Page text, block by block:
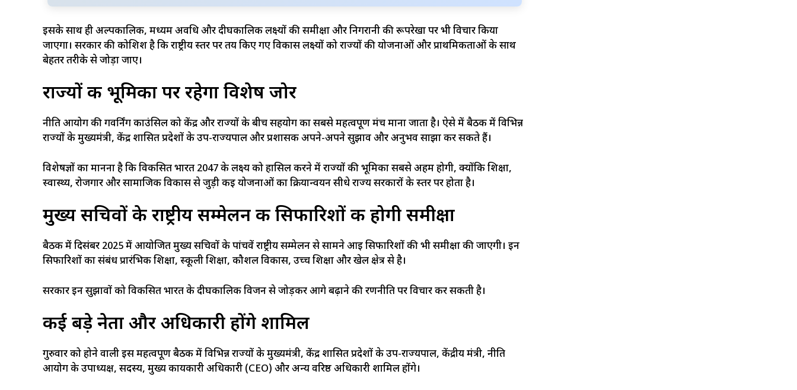
इसके साथ ही अल्पकालिक, मध्यम अवधि और दीर्घकालिक लक्ष्यों की समीक्षा और निगरानी की रूपरेखा पर भी विचार किया
जाएगा। सरकार की कोशिश है कि राष्ट्रीय स्तर पर तय किए गए विकास लक्ष्यों को राज्यों की योजनाओं और प्राथमिकताओं के साथ
बेहतर तरीके से जोड़ा जाए।
राज्यों की भूमिका पर रहेगा विशेष जोर
नीति आयोग की गवर्निंग काउंसिल को केंद्र और राज्यों के बीच सहयोग का सबसे महत्वपूर्ण मंच माना जाता है। ऐसे में बैठक में विभिन्न
राज्यों के मुख्यमंत्री, केंद्र शासित प्रदेशों के उप-राज्यपाल और प्रशासक अपने-अपने सुझाव और अनुभव साझा कर सकते हैं।
विशेषज्ञों का मानना है कि विकसित भारत 2047 के लक्ष्य को हासिल करने में राज्यों की भूमिका सबसे अहम होगी, क्योंकि शिक्षा,
स्वास्थ्य, रोजगार और सामाजिक विकास से जुड़ी कई योजनाओं का क्रियान्वयन सीधे राज्य सरकारों के स्तर पर होता है।
मुख्य सचिवों के राष्ट्रीय सम्मेलन की सिफारिशों की होगी समीक्षा
बैठक में दिसंबर 2025 में आयोजित मुख्य सचिवों के पांचवें राष्ट्रीय सम्मेलन से सामने आई सिफारिशों की भी समीक्षा की जाएगी। इन
सिफारिशों का संबंध प्रारंभिक शिक्षा, स्कूली शिक्षा, कौशल विकास, उच्च शिक्षा और खेल क्षेत्र से है।
सरकार इन सुझावों को विकसित भारत के दीर्घकालिक विजन से जोड़कर आगे बढ़ाने की रणनीति पर विचार कर सकती है।
कई बड़े नेता और अधिकारी होंगे शामिल
गुरुवार को होने वाली इस महत्वपूर्ण बैठक में विभिन्न राज्यों के मुख्यमंत्री, केंद्र शासित प्रदेशों के उप-राज्यपाल, केंद्रीय मंत्री, नीति
आयोग के उपाध्यक्ष, सदस्य, मुख्य कार्यकारी अधिकारी (CEO) और अन्य वरिष्ठ अधिकारी शामिल होंगे।